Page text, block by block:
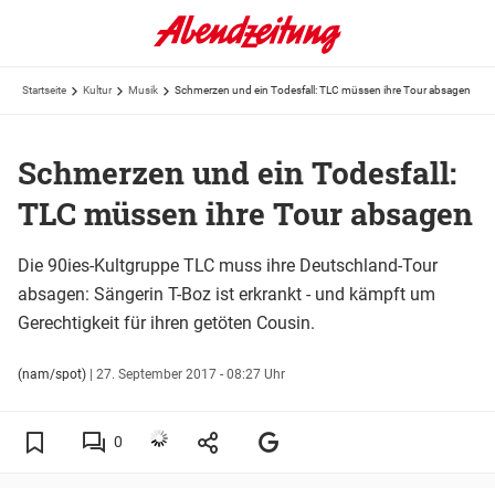
Startseite Kultur Musik Schmerzen und ein Todesfall: TLC müssen ihre Tour absagen
Schmerzen und ein Todesfall:
TLC müssen ihre Tour absagen
Die 90ies-Kultgruppe TLC muss ihre Deutschland-Tour
absagen: Sängerin T-Boz ist erkrankt - und kämpft um
Gerechtigkeit für ihren getöten Cousin.
(nam/spot) | 27. September 2017 - 08:27 Uhr
0